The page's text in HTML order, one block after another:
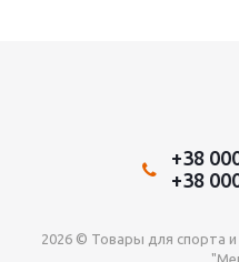
+38
+38
2026 © Товары для спорта